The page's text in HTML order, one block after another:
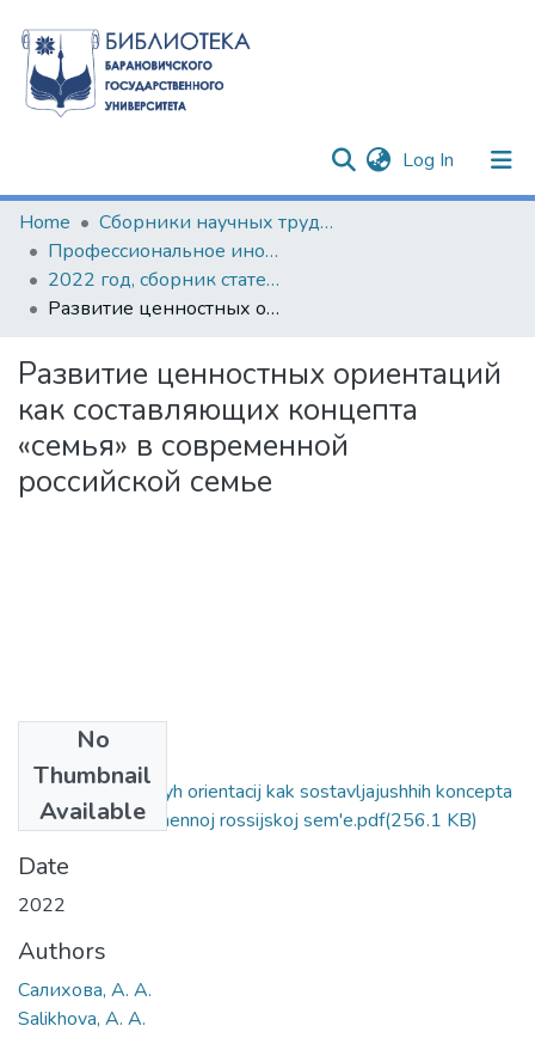
Log In (current)
Communities & Collections
All of DSpace
Statistics
Home
Сборники научных трудов
Профессиональное иноязычное образование в контексте инноваций XXI века
2022 год, сборник статей по результатам II Научно-практического семинара с международным участием
Развитие ценностных ориентаций как составляющих концепта «семья» в современной российской семье
Развитие ценностных ориентаций
как составляющих концепта
«семья» в современной
российской семье
No
Thumbnail
Available
Razvitie cennostnyh orientacij kak sostavljajushhih koncepta
«sem'ja» v sovremennoj rossijskoj sem'e.pdf(256.1 KB)
Date
2022
Authors
Салихова, А. А.
Salikhova, A. A.